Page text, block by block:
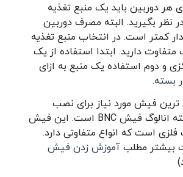
هر دوربین باید یک منبع تغذیه
امپر در نظر بگیرید. البته مصرف دوربین
کمتر است. در انتخاب منبع تغذیه
دارید. ابتدا استفاده از یک
و دوم استفاده یک منبع به ازای
بسته.
ترین فیش مورد نیاز برای نصب
سیستم داربسته انالوگ فیش BNC است. این فیش
است که انواع متفاوتی دارد.
بیشتر مطلب آموزش زدن فیش